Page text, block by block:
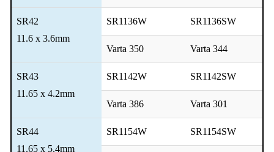
SR42
11.6 x 3.6mm
SR1136W SR1136SW
Varta 350 Varta 344
SR43
11.65 x 4.2mm
SR1142W SR1142SW
Varta 386 Varta 301
SR44
11.65 x 5.4mm
SR1154W SR1154SW